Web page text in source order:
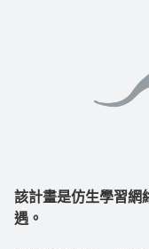
該計畫是仿生學習
遇。